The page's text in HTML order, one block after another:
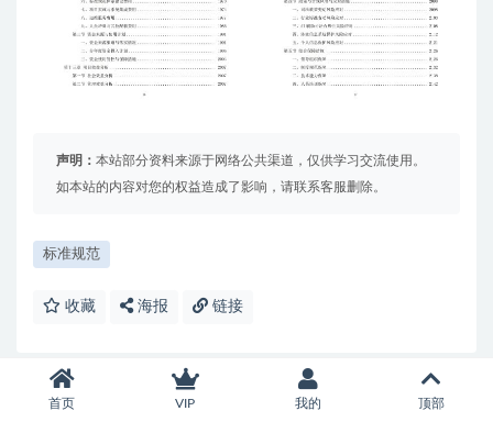
声明： 本站部分资料来源于网络公共渠道，仅供学习交流使用。
如本站的内容对您的权益造成了影响，请联系客服删除。
标准规范
收藏 海报 链接
上一篇
首页 VIP 我的 顶部